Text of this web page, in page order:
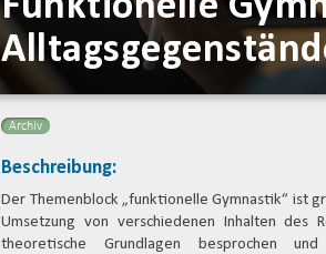
Archiv
Beschreibung:
Der Themenblock „funktionelle Gymnastik“ ist
Umsetzung von verschiedenen Inhalten des
theoretische Grundlagen besprochen